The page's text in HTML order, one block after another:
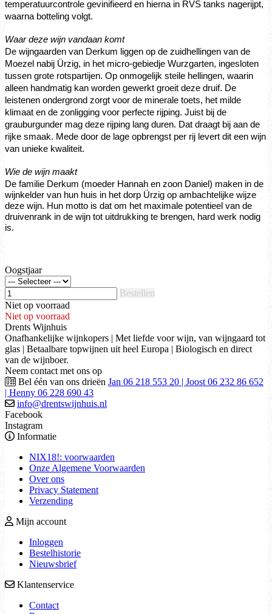
temperatuurcontrole gevinifieerd en hierna in RVS tanks nagerijpt,
waarna botteling volgt.
Waar deze wijn vandaan komt
De wijngaarden van Derkum liggen op de zuidhellingen van de
Moezel nabij Ürzig, in het micro-gebiedje Wurzgarten, ingesloten
tussen grote rotspartijen. Op onmogelijk steile hellingen, waarin
alleen handmatig kan worden gewerkt groeit deze druif. De
leistenen ondergrond zorgt voor de minerale toets, het milde
klimaat en de zonligging voor perfecte rijping. Juist bij de
grauburgunder mag deze rijping lang duren. Dat draagt bij aan de
rijke smaak. Mede door de lage opbrengst per rij levert dit een wijn
van unieke kwaliteit.
Wie de wijn maakt
De familie Derkum (moeder Hannah en zoon Daniel) maken in de
wijnkelder van hun huis in het dorp Ürzig op ambachtelijke wijze
deze wijn. Hun motto is dat om het maximale potentieel van de
druivenrank in de wijn tot uitdrukking te brengen, hard werk nodig
is.
Oogstjaar
Bestellen
Niet op voorraad
Niet op voorraad
Drents Wijnhuis
Onafhankelijke wijnkopers | Met liefde voor wijn, van wijngaard tot
glas | Betaalbare topwijnen uit heel Europa | Biologisch en direct
van de wijnboer.
Neem contact met ons op
Bel één van ons drieën Jan 06 218 553 20 | Joost 06 232 86 652
| Henny 06 228 690 43
info@drentswijnhuis.nl
Facebook
Instagram
Informatie
NIX18!: voorwaarden
Onze Algemene Voorwaarden
Over ons
Privacy Statement
Verzending
Mijn account
Inloggen
Bestelhistorie
Nieuwsbrief
Klantenservice
Contact